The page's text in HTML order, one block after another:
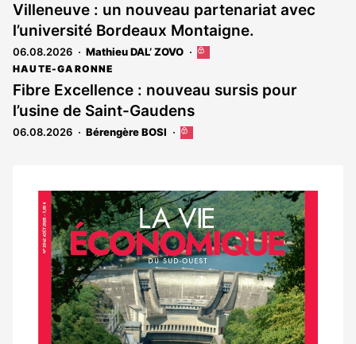
réservé
aux
abonnés
Villeneuve : un nouveau partenariat avec
l’université Bordeaux Montaigne.
06.08.2026 Mathieu DAL’ ZOVO
Cet
réservé
HAUTE-GARONNE
Fibre Excellence : nouveau sursis pour
l’usine de Saint-Gaudens
06.08.2026 Bérengère BOSI
Cet
aux
abonnés
Notre
dernier
magazine